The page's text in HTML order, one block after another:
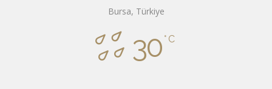
Bursa, Türkiye
30 °C